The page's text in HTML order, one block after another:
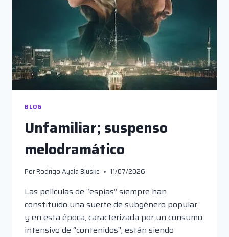
BLOG
Unfamiliar; suspenso
melodramático
PorRodrigo Ayala Bluske 11/07/2026
Las películas de “espías” siempre han
constituido una suerte de subgénero popular,
y en esta época, caracterizada por un consumo
intensivo de “contenidos”, están siendo